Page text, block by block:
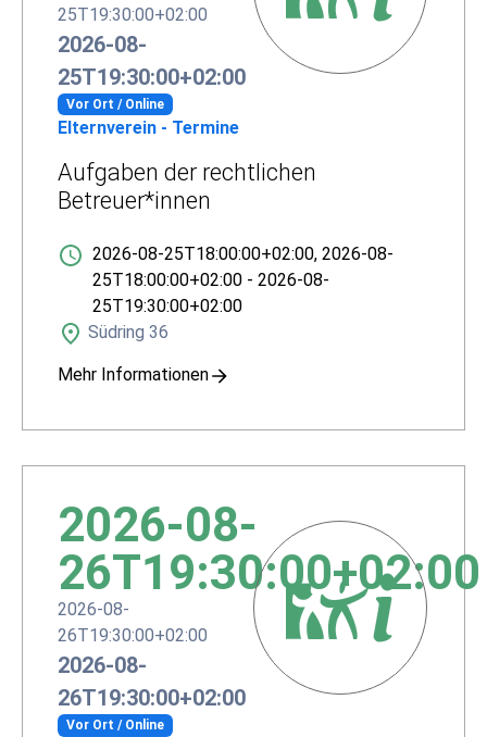
25T19:30:00+02:00
2026-08-
25T19:30:00+02:00
Elternverein - Termine
Vor Ort / Online
Aufgaben der rechtlichen
Betreuer*innen
2026-08-25T18:00:00+02:00, 2026-08-
25T18:00:00+02:00 - 2026-08-
25T19:30:00+02:00
Südring 36
Mehr Informationen
2026-08-
26T19:30:00+02:00
2026-08-
26T19:30:00+02:00
2026-08-
26T19:30:00+02:00
Vor Ort / Online